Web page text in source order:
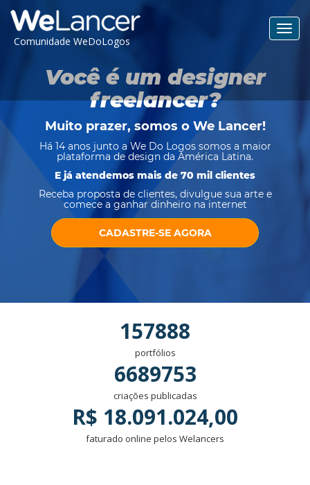
Comunidade WeDoLogos
Você é um designer
freelancer?
Muito prazer, somos o We Lancer!
Há 14 anos junto a We Do Logos somos a maior
plataforma de design da América Latina.
E já atendemos mais de 70 mil clientes
Receba proposta de clientes, divulgue sua arte e
comece a ganhar dinheiro na internet
CADASTRE-SE AGORA
157888
portfólios
6689753
criações publicadas
R$ 18.091.024,00
faturado online pelos Welancers